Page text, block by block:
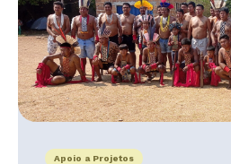
Apoio a Projetos